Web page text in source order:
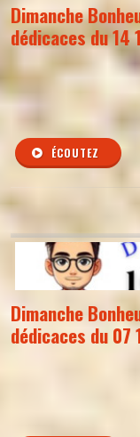
Dimanche
dédicaces du 14
ÉCOUTEZ
Dimanche
dédicaces du 07